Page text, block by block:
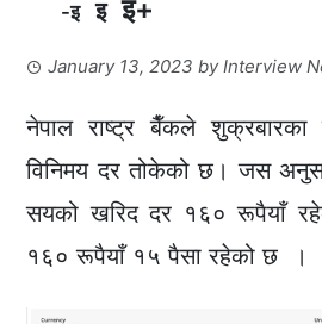
-इ इ इ+
January 13, 2023 byInterview
नेपाल राष्ट्र बैँकले शुक्रबारका
विनिमय दर तोकेको छ। जस
सयको खरिद दर १६० रूपैयाँ
१६० रूपैयाँ १५ पैसा रहेको छ ।